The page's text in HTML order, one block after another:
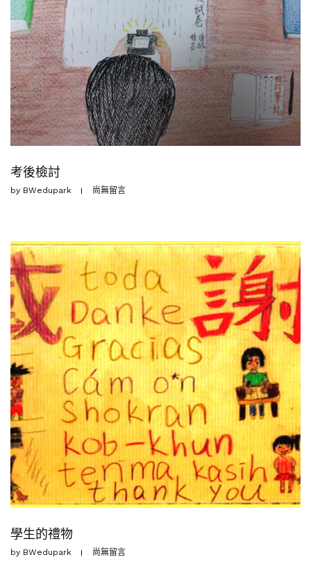
考後檢討
by BWedupark 尚無留言
學生的禮物
by BWedupark 尚無留言